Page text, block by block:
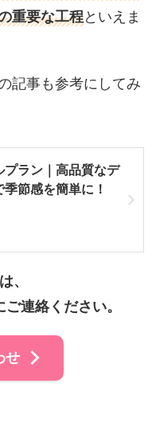
重要な工程といえま
記事も参考にしてみ
プラン｜高品質なデ
節感を簡単に！
、
連絡ください。
せ